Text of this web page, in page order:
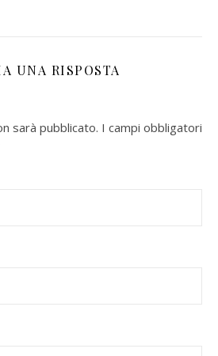
UNA RISPOSTA
sarà pubblicato. I campi obbligatori